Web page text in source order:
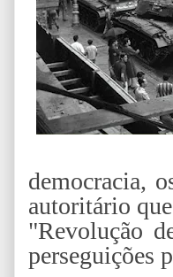
democracia,
autoritário
"Revolução
perseguições